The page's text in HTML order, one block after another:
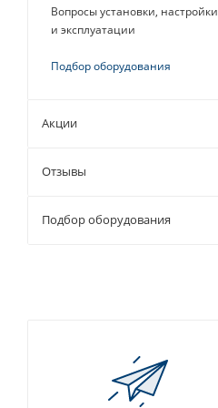
Вопросы установки, настройки
и эксплуатации
Подбор оборудования
Акции
Отзывы
Подбор оборудования